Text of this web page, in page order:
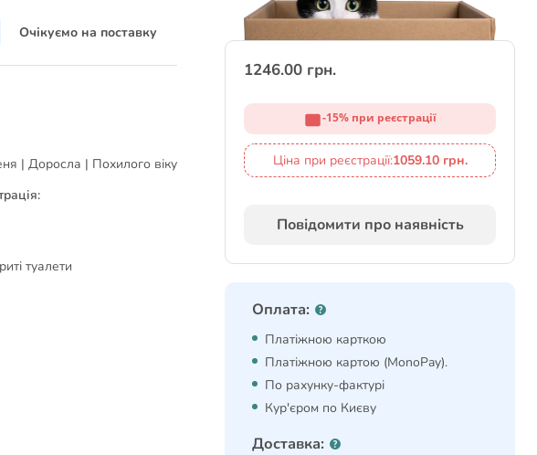
Очікуємо на поставку
| Доросла | Похилого віку
туалети
1246.00 грн.
-15% при реєстрації
Ціна при реєстрації:1059.10 грн.
Повідомити про наявність
Оплата:
Платіжною карткою
Платіжною картою (MonoPay).
По рахунку-фактурі
Кур'єром по Києву
Доставка: